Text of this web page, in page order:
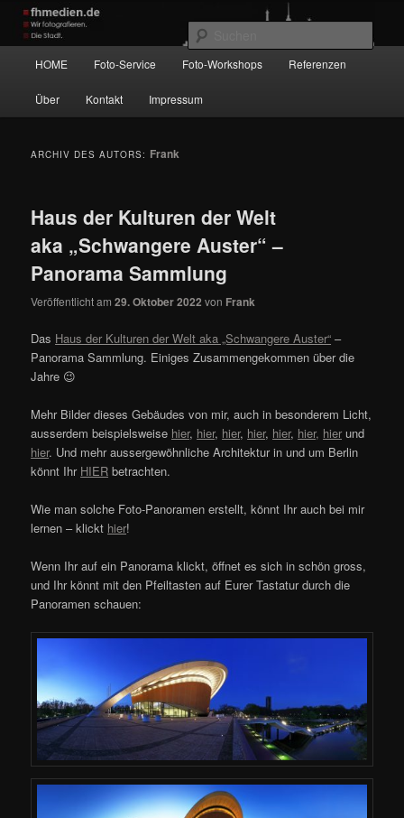
Zum
primären
Inhalt
springen
Zum
sekundären
Inhalt
springen
Wir fotografieren die Hauptstadt!
HOME Foto-Service Foto-Workshops Referenzen
Über Kontakt Impressum
ARCHIV DES AUTORS: Frank
Haus der Kulturen der Welt
aka „Schwangere Auster“ –
Panorama Sammlung
Veröffentlicht am29. Oktober 2022 von Frank
Das Haus der Kulturen der Welt aka „Schwangere Auster“ –
Panorama Sammlung. Einiges Zusammengekommen über die
Jahre 😉
Mehr Bilder dieses Gebäudes von mir, auch in besonderem Licht,
ausserdem beispielsweise hier, hier, hier, hier, hier, hier, hier und
hier. Und mehr aussergewöhnliche Architektur in und um Berlin
könnt Ihr HIER betrachten.
Wie man solche Foto-Panoramen erstellt, könnt Ihr auch bei mir
lernen – klickt hier!
Wenn Ihr auf ein Panorama klickt, öffnet es sich in schön gross,
und Ihr könnt mit den Pfeiltasten auf Eurer Tastatur durch die
Panoramen schauen: